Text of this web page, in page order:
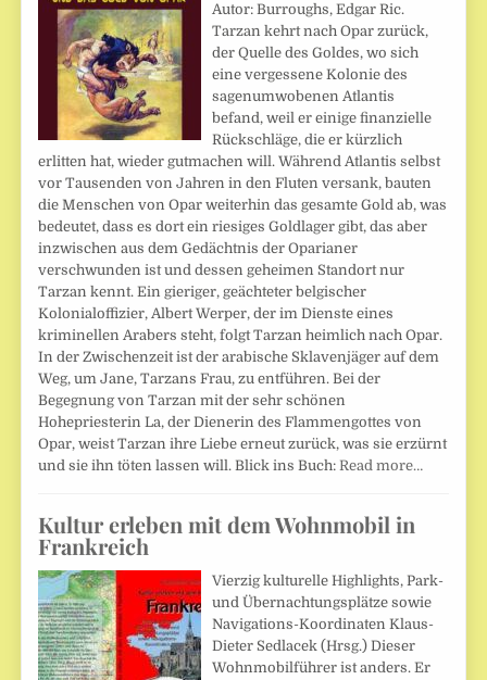
Autor: Burroughs, Edgar Ric.
Tarzan kehrt nach Opar zurück,
der Quelle des Goldes, wo sich
eine vergessene Kolonie des
sagenumwobenen Atlantis
befand, weil er einige finanzielle
Rückschläge, die er kürzlich
erlitten hat, wieder gutmachen will. Während Atlantis selbst
vor Tausenden von Jahren in den Fluten versank, bauten
die Menschen von Opar weiterhin das gesamte Gold ab, was
bedeutet, dass es dort ein riesiges Goldlager gibt, das aber
inzwischen aus dem Gedächtnis der Oparianer
verschwunden ist und dessen geheimen Standort nur
Tarzan kennt. Ein gieriger, geächteter belgischer
Kolonialoffizier, Albert Werper, der im Dienste eines
kriminellen Arabers steht, folgt Tarzan heimlich nach Opar.
In der Zwischenzeit ist der arabische Sklavenjäger auf dem
Weg, um Jane, Tarzans Frau, zu entführen. Bei der
Begegnung von Tarzan mit der sehr schönen
Hohepriesterin La, der Dienerin des Flammengottes von
Opar, weist Tarzan ihre Liebe erneut zurück, was sie erzürnt
und sie ihn töten lassen will. Blick ins Buch:Read more…
Kultur erleben mit dem Wohnmobil in
Frankreich
Vierzig kulturelle Highlights, Park-
und Übernachtungsplätze sowie
Navigations-Koordinaten Klaus-
Dieter Sedlacek (Hrsg.) Dieser
Wohnmobilführer ist anders. Er